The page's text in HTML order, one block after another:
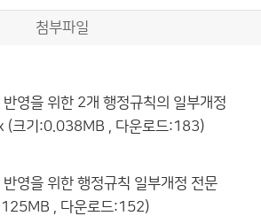
첨부파일
영을 위한 2개 행정규칙의 일부개정
(크기:0.038MB , 다운로드:183)
영을 위한 행정규칙 일부개정 전문
, 다운로드:152)